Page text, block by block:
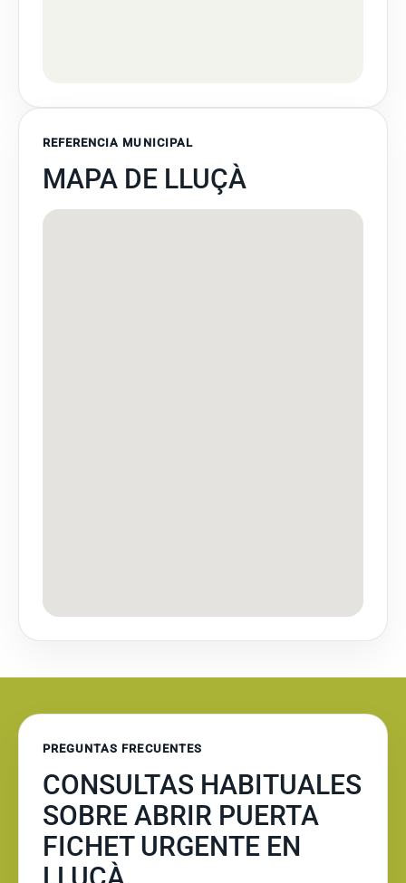
REFERENCIA MUNICIPAL
MAPA DE LLUÇÀ
PREGUNTAS FRECUENTES
CONSULTAS HABITUALES
SOBRE ABRIR PUERTA
FICHET URGENTE EN